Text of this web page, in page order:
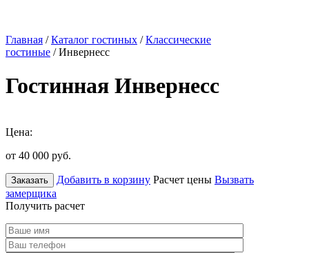
Главная /Каталог гостиных /Классические
гостиные / Инвернесс
Гостинная Инвернесс
Цена:
от 40 000 руб.
Заказать Добавить в корзину Расчет цены Вызвать
замерщика
Получить расчет